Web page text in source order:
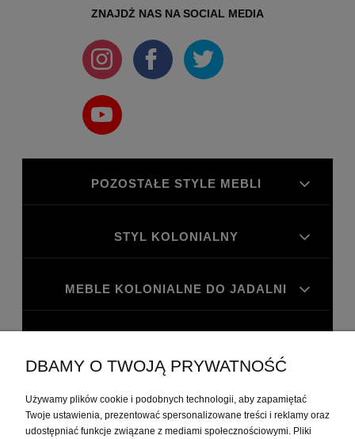
ZNAJDŻ NAS NA SOCIAL MEDIA
POZOSTAŁE STYLE MEBLI
STYL KOLONIALNY
MEBLE KOLONIALNE DO JADALNI
MOJE KONTO
DBAMY O TWOJĄ PRYWATNOŚĆ
Używamy plików cookie i podobnych technologii, aby zapamiętać
Twoje ustawienia, prezentować spersonalizowane treści i reklamy oraz
udostępniać funkcje związane z mediami społecznościowymi. Pliki